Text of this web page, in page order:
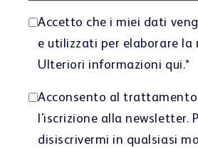
Accetto che i miei dati
e utilizzati per elaborare la
Ulteriori informazioni qui.*
Acconsento al
l'iscrizione alla newsletter.
disiscrivermi in qualsiasi